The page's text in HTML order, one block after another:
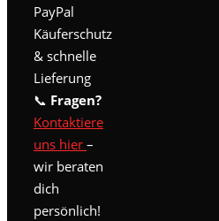
PayPal
Käuferschutz
& schnelle
Lieferung
📞 Fragen?
Kontaktiere
uns hier –
wir beraten
dich
persönlich!